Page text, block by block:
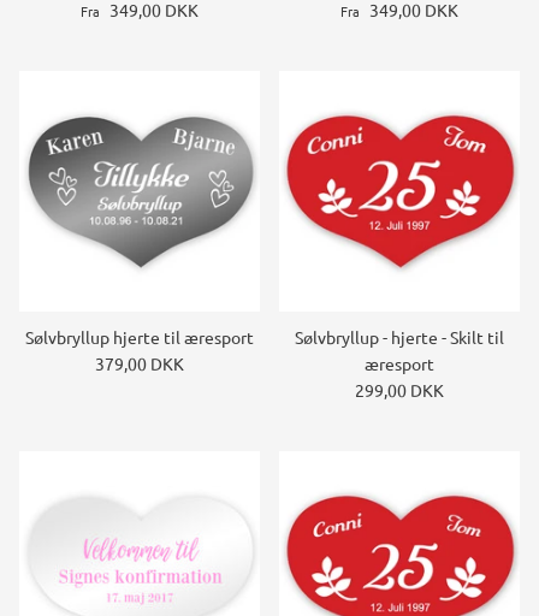
Fra 349,00 DKK Fra 349,00 DKK
Sølvbryllup hjerte til æresport
379,00 DKK
Sølvbryllup - hjerte - Skilt til
æresport
299,00 DKK